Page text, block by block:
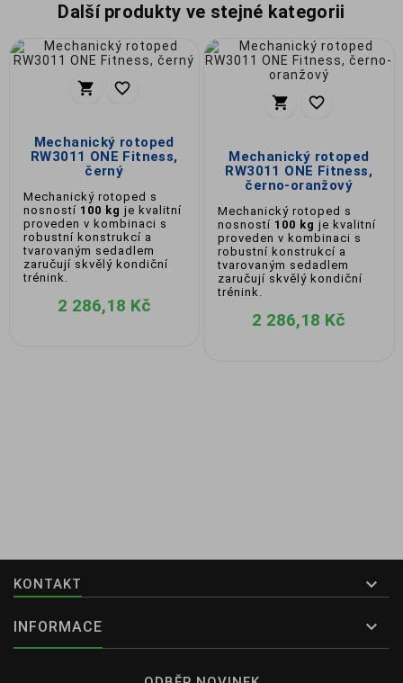
Další produkty ve stejné kategorii
 
Mechanický rotoped
RW3011 ONE Fitness,
černý
Mechanický rotoped s
nosností 100 kg je kvalitní
proveden v kombinaci s
robustní konstrukcí a
tvarovaným sedadlem
zaručují skvělý kondiční
trénink.
2 286,18 Kč
 
Mechanický rotoped
RW3011 ONE Fitness,
černo-oranžový
Mechanický rotoped s
nosností 100 kg je kvalitní
proveden v kombinaci s
robustní konstrukcí a
tvarovaným sedadlem
zaručují skvělý kondiční
trénink.
2 286,18 Kč
KONTAKT 
INFORMACE 